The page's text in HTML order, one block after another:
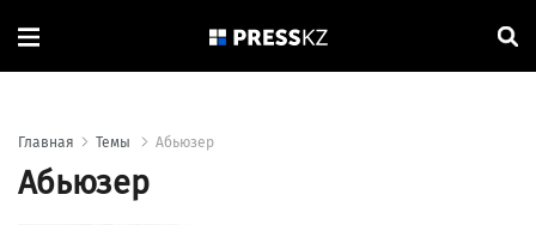
Главная Темы Абьюзер
Абьюзер